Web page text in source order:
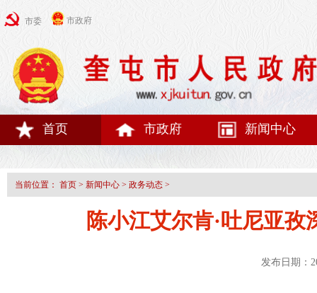
市委 市政府
首页 市政府 新闻中心
当前位置： 首页 > 新闻中心 > 政务动态 >
陈小江艾尔肯·吐尼亚
发布日期：